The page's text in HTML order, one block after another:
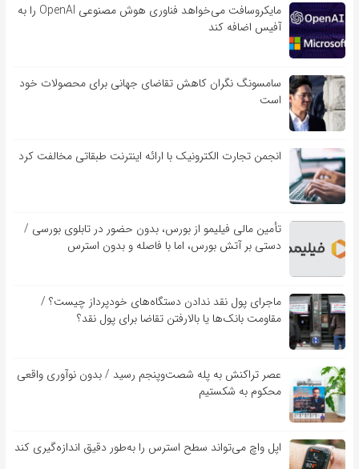
مایکروسافت می‌خواهد فناوری هوش مصنوعی OpenAI را به
آفیس اضافه کند
سامسونگ نگران کاهش تقاضای جهانی برای محصولات خود
است
انجمن تجارت الکترونیک با ارائه اینترنت طبقاتی مخالفت کرد
تأمین مالی فیلیمو از بورس، بدون حضور در تابلوی بورسی /
دستی بر آتش بورس، اما با فاصله و بدون استرس
ماجرای پول نقد ندادن دستگاه‌های خودپرداز چیست؟ /
مقاومت بانک‌ها یا بالارفتن تقاضا برای پول نقد؟
عصر تراکنش به پله شصت‌وپنجم رسید / بدون نوآوری واقعی
محکوم به شکستیم
اپل واچ می‌تواند سطح استرس را به‌طور دقیق اندازه‌گیری کند